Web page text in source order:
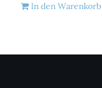
In den Warenkorb